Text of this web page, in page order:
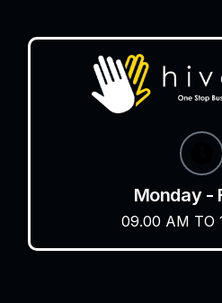
Monday -
09.00 AM TO